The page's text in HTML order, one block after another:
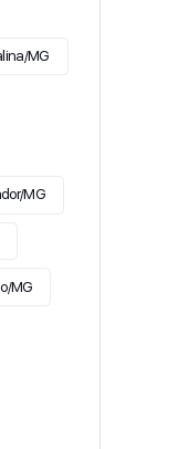
MG
MG
MG